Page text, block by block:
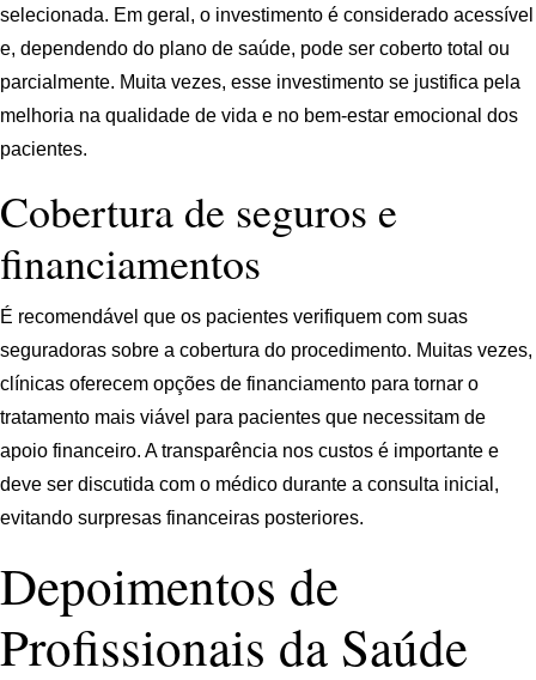
selecionada. Em geral, o investimento é considerado acessível
e, dependendo do plano de saúde, pode ser coberto total ou
parcialmente. Muita vezes, esse investimento se justifica pela
melhoria na qualidade de vida e no bem-estar emocional dos
pacientes.
Cobertura de seguros e
financiamentos
É recomendável que os pacientes verifiquem com suas
seguradoras sobre a cobertura do procedimento. Muitas vezes,
clínicas oferecem opções de financiamento para tornar o
tratamento mais viável para pacientes que necessitam de
apoio financeiro. A transparência nos custos é importante e
deve ser discutida com o médico durante a consulta inicial,
evitando surpresas financeiras posteriores.
Depoimentos de
Profissionais da Saúde